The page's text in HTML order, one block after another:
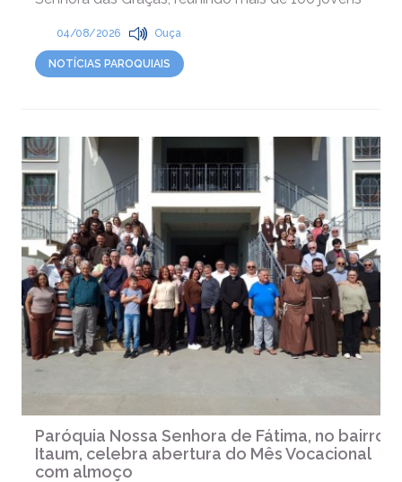
04/08/2026 Ouça
NOTÍCIAS PAROQUIAIS
Paróquia Nossa Senhora de Fátima, no bairro
Itaum, celebra abertura do Mês Vocacional
com almoço